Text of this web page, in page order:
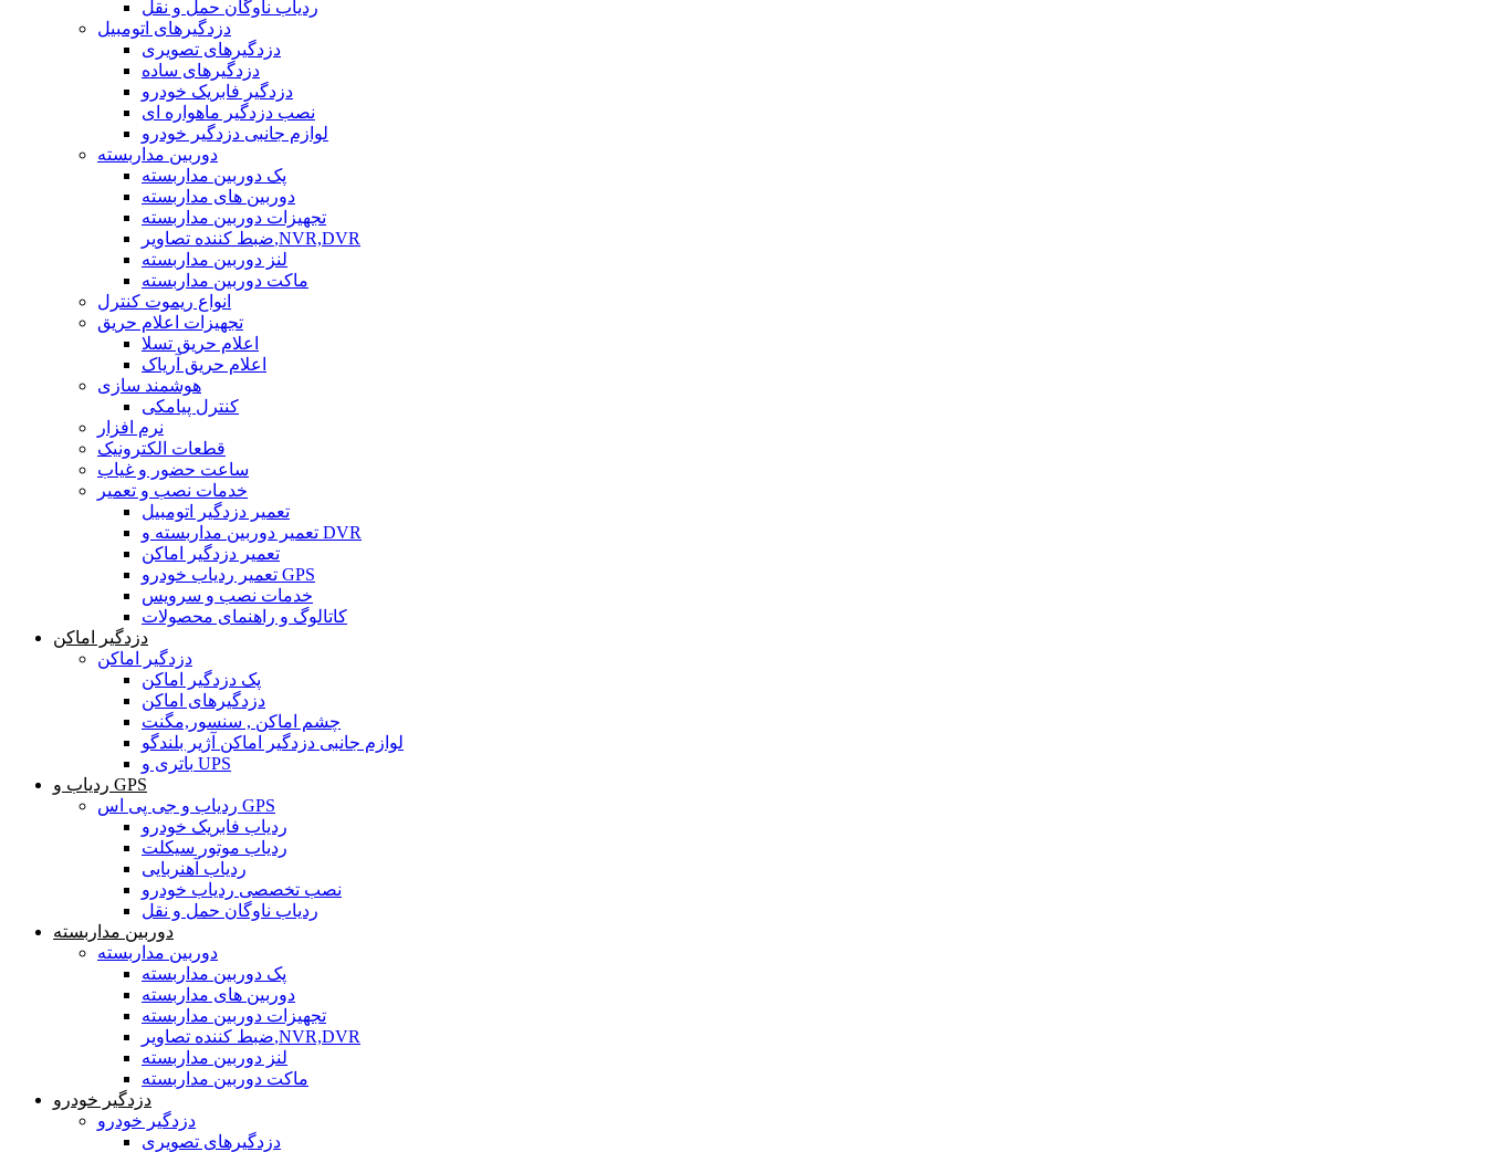
ردیاب ناوگان حمل و نقل
دزدگیرهای اتومبیل
دزدگیرهای تصویری
دزدگیرهای ساده
دزدگیر فابریک خودرو
نصب دزدگیر ماهواره ای
لوازم جانبی دزدگیر خودرو
دوربین مداربسته
پک دوربین مداربسته
دوربین های مداربسته
تجهیزات دوربین مداربسته
ضبط کننده تصاویر,NVR,DVR
لنز دوربین مداربسته
ماکت دوربین مداربسته
انواع ریموت کنترل
تجهیزات اعلام حریق
اعلام حریق تسلا
اعلام حریق آریاک
هوشمند سازی
کنترل پیامکی
نرم افزار
قطعات الکترونیک
ساعت حضور و غیاب
خدمات نصب و تعمیر
تعمیر دزدگیر اتومبیل
تعمیر دوربین مداربسته و DVR
تعمیر دزدگیر اماکن
تعمیر ردیاب خودرو GPS
خدمات نصب و سرویس
کاتالوگ و راهنمای محصولات
دزدگیر اماکن
دزدگیر اماکن
پک دزدگیر اماکن
دزدگیرهای اماکن
چشم اماکن , سنسور,مگنت
لوازم جانبی دزدگیر اماکن آژیر بلندگو
باتری و UPS
ردیاب و GPS
ردیاب و جی پی اس GPS
ردیاب فابریک خودرو
ردیاب موتور سیکلت
ردیاب آهنربایی
نصب تخصصی ردیاب خودرو
ردیاب ناوگان حمل و نقل
دوربین مداربسته
دوربین مداربسته
پک دوربین مداربسته
دوربین های مداربسته
تجهیزات دوربین مداربسته
ضبط کننده تصاویر,NVR,DVR
لنز دوربین مداربسته
ماکت دوربین مداربسته
دزدگیر خودرو
دزدگیر خودرو
دزدگیرهای تصویری